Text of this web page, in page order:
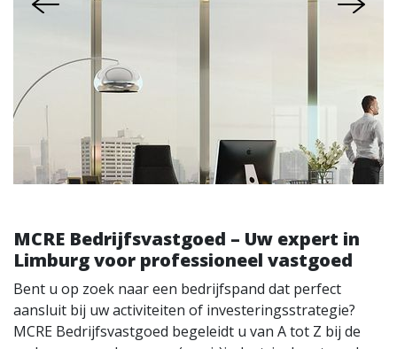
MCRE Bedrijfsvastgoed – Uw expert in
Limburg voor professioneel vastgoed
Bent u op zoek naar een bedrijfspand dat perfect
aansluit bij uw activiteiten of investeringsstrategie?
MCRE Bedrijfsvastgoed begeleidt u van A tot Z bij de